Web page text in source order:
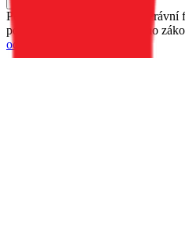
Petr Matyáš, IČ: 00705331, Právní
podnikající dle živnostenského
ochrana osobních údajů